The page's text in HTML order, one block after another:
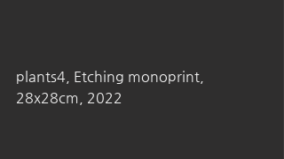
plants4, Etching monoprint,
28x28cm, 2022